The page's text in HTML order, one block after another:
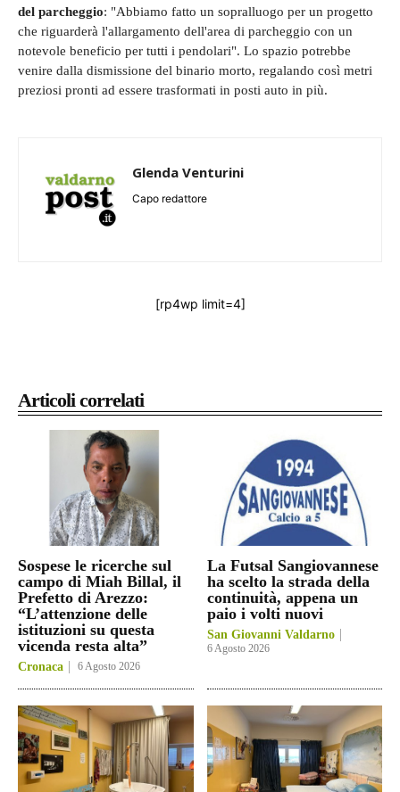
Articoli correlati
Sospese le ricerche sul
campo di Miah Billal, il
Prefetto di Arezzo:
“L’attenzione delle
istituzioni su questa
vicenda resta alta”
Cronaca 6 Agosto 2026
La Futsal Sangiovannese
ha scelto la strada della
continuità, appena un
paio i volti nuovi
San Giovanni Valdarno
6 Agosto 2026
del parcheggio: "Abbiamo fatto un sopralluogo per un progetto
che riguarderà l'allargamento dell'area di parcheggio con un
notevole beneficio per tutti i pendolari". Lo spazio potrebbe
venire dalla dismissione del binario morto, regalando così metri
preziosi pronti ad essere trasformati in posti auto in più.
Glenda Venturini
Capo redattore
[rp4wp limit=4]